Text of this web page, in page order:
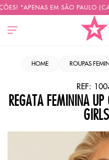
*APENAS EM SÃO PAULO
HOME ROUPAS
REF:
REGATA FEMININA